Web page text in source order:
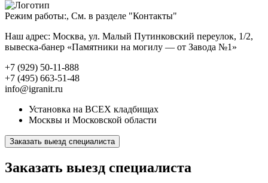
Режим работы:, См. в разделе "Контакты"
Наш адрес: Москва, ул. Малый Путинковский переулок, 1/2,
вывеска-банер «Памятники на могилу — от Завода №1»
+7 (929) 50-11-888
+7 (495) 663-51-48
info@igranit.ru
Установка на ВСЕХ кладбищах
Москвы и Московской области
Заказать выезд специалиста
Заказать выезд специалиста